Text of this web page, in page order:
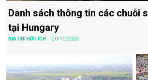
Danh sách thông tin các chuỗi
tại Hungary
ĐỊA CHỈ HỮU ÍCH - 20/10/2025